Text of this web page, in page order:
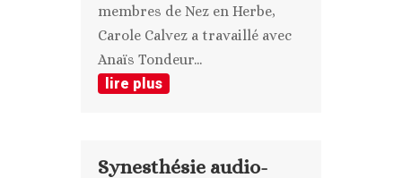
membres de Nez en Herbe,
Carole Calvez a travaillé avec
Anaïs Tondeur...
lire plus
Synesthésie audio-